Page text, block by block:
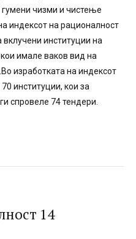
чизми и чистење
индексот на рационалност
вклучени институции на
имале ваков вид на
изработката на индексот
институции, кои за
спровеле 74 тендери.
14